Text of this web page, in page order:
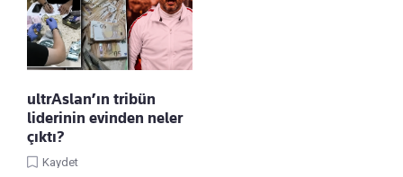
ultrAslan’ın tribün
liderinin evinden neler
çıktı?
Kaydet